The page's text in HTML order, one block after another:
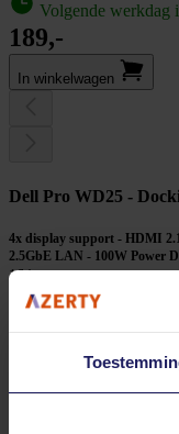
Volgende werkdag
189,-
In winkel­wagen
Dell Pro WD25 -
4x display support - HDMI
2.5GbE LAN - 100W Power
164,-
Incl. 21% BTW
In winkel­wagen